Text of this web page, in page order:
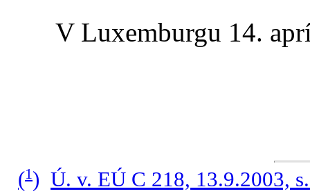
V Luxemburgu 14.
(1 ) Ú. v. EÚ C 218, 13.9.2003,